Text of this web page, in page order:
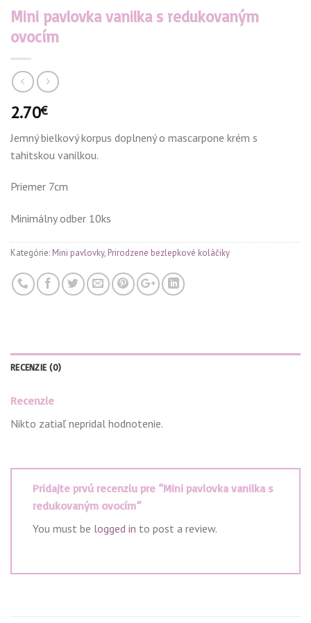
Mini pavlovka vanilka s redukovaným
ovocím
2.70€
Jemný bielkový korpus doplnený o mascarpone krém s
tahitskou vanilkou.
Priemer 7cm
Minimálny odber 10ks
Kategórie: Mini pavlovky, Prirodzene bezlepkové koláčiky
RECENZIE (0)
Recenzie
Nikto zatiaľ nepridal hodnotenie.
Pridajte prvú recenziu pre “Mini pavlovka vanilka s
redukovaným ovocím”
You must be logged in to post a review.